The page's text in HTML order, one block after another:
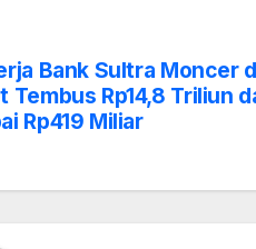
Bank Sultra Moncer
Tembus Rp14,8 Triliun
Rp419 Miliar